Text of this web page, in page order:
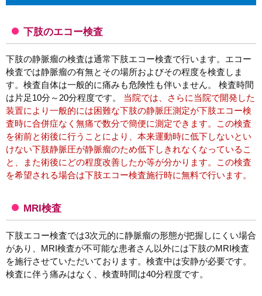
下肢のエコー検査
下肢の静脈瘤の検査は通常下肢エコー検査で行います。エコー
検査では静脈瘤の有無とその場所およびその程度を検査しま
す。検査自体は一般的に痛みも危険性も伴いません。 検査時間
は片足10分～20分程度です。 当院では、さらに当院で開発した
装置により一般的には困難な下肢の静脈圧測定が下肢エコー検
査時に合併症なく無痛で数分で簡便に測定できます。この検査
を術前と術後に行うことにより、本来運動時に低下しないとい
けない下肢静脈圧が静脈瘤のため低下しきれなくなっているこ
と、また術後にどの程度改善したか等が分かります。この検査
を希望される場合は下肢エコー検査施行時に無料で行います。
MRI検査
下肢エコー検査では3次元的に静脈瘤の形態が把握しにくい場合
があり、MRI検査が不可能な患者さん以外には下肢のMRI検査
を施行させていただいております。検査中は安静が必要です。
検査に伴う痛みはなく、検査時間は40分程度です。